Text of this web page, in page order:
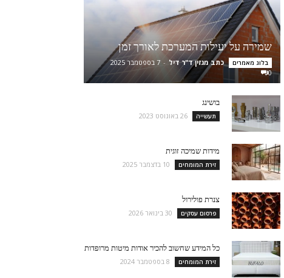
שמירה על יעילות המערכת לאורך זמן
בלוג מאמרים כתב מגזין ד"ר דיל - 7 בספטמבר 2025
0
בושינג
תעשייה 26 באוגוסט 2023
מידות שמיכה זוגית
זירת המומחים 10 בדצמבר 2025
צנרת פולירול
פרסום עסקים 30 בינואר 2026
כל המידע שחשוב להכיר אודות מיטות מרופדות
זירת המומחים 8 בספטמבר 2024